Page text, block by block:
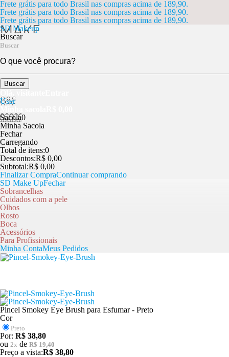
Frete grátis para todo Brasil nas compras acima de 189,90.
Frete grátis para todo Brasil nas compras acima de 189,90.
Frete grátis para todo Brasil nas compras acima de 189,90.
SD Makeup
Buscar
Buscar
User
Sacola0
Minha Sacola
Fechar
Carregando
Total de itens:0
Descontos:R$ 0,00
Subtotal:R$ 0,00
Finalizar CompraContinuar comprando
SD Make UpFechar
Sobrancelhas
Cuidados com a pele
Olhos
Rosto
Boca
Acessórios
Para Profissionais
Minha ContaMeus Pedidos
Pincel Smokey Eye Brush para Esfumar - Preto
Cor
Preto
Por: R$ 38,80
ou 2x de R$ 19,40
Preço a vista:R$ 38,80